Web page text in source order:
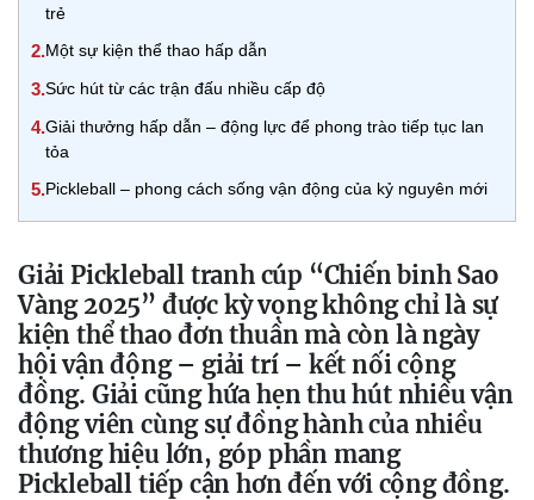
trẻ
2.Một sự kiện thể thao hấp dẫn
3.Sức hút từ các trận đấu nhiều cấp độ
4.Giải thưởng hấp dẫn – động lực để phong trào tiếp tục lan
tỏa
5.Pickleball – phong cách sống vận động của kỷ nguyên mới
Giải Pickleball tranh cúp “Chiến binh Sao
Vàng 2025” được kỳ vọng không chỉ là sự
kiện thể thao đơn thuần mà còn là ngày
hội vận động – giải trí – kết nối cộng
đồng. Giải cũng hứa hẹn thu hút nhiều vận
động viên cùng sự đồng hành của nhiều
thương hiệu lớn, góp phần mang
Pickleball tiếp cận hơn đến với cộng đồng.